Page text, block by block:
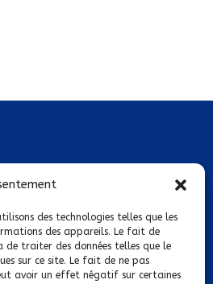
des technologies telles que les
des appareils. Le fait de
de traiter des données telles que le
sur ce site. Le fait de ne pas
avoir un effet négatif sur certaines